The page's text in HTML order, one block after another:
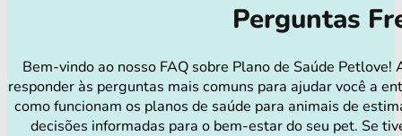
Perguntas
Bem-vindo ao nosso FAQ sobre Plano de Saúde Petlove!
responder às perguntas mais comuns para ajudar você a
como funcionam os planos de saúde para animais de
decisões informadas para o bem-estar do seu pet. Se